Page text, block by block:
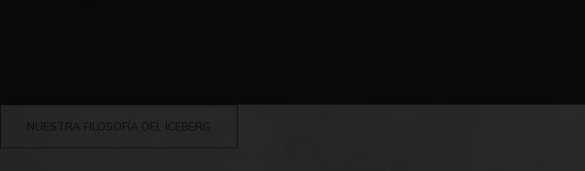
NUESTRA FILOSOFÍA DEL ICEBERG